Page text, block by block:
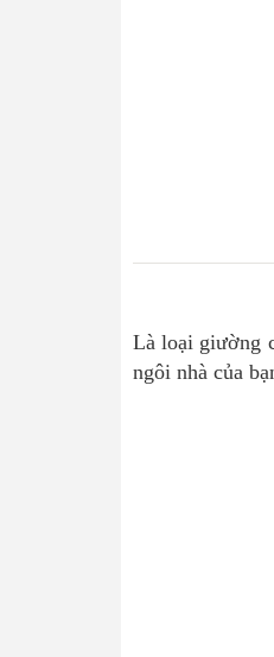
Là loại giường
ngôi nhà của